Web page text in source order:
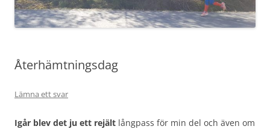
Återhämtningsdag
Lämna ett svar
Igår blev det ju ett rejält långpass för min del och även om